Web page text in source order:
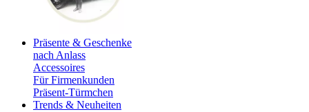
Präsente & Geschenke
nach Anlass
Accessoires
Für Firmenkunden
Präsent-Türmchen
Trends & Neuheiten